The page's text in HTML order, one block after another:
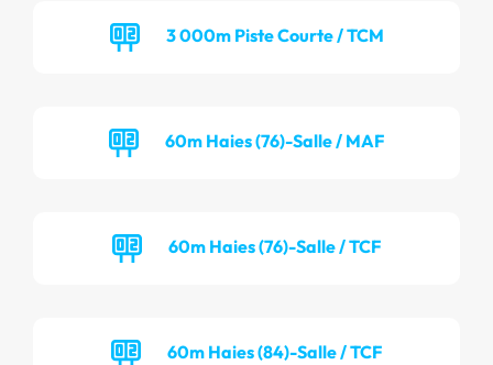
3 000m Piste Courte / TCM
60m Haies (76)-Salle / MAF
60m Haies (76)-Salle / TCF
60m Haies (84)-Salle / TCF